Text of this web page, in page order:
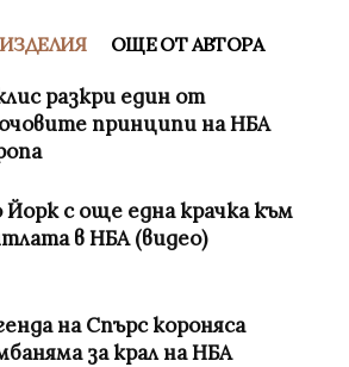
ОЩЕ ОТ АВТОРА
разкри един от
принципи на НБА
с още една крачка към
в НБА (видео)
на Спърс короняса
за крал на НБА